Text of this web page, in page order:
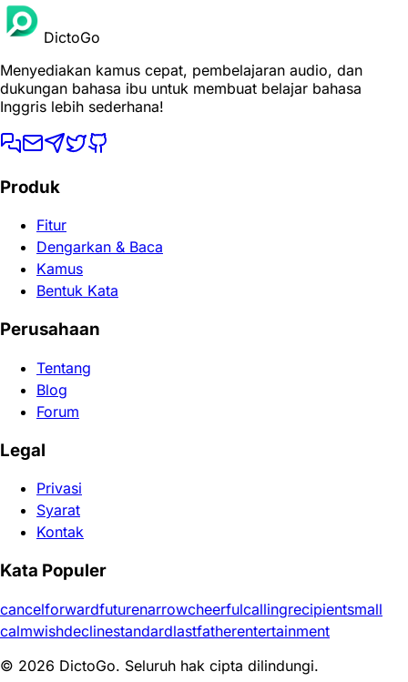
DictoGo
Menyediakan kamus cepat, pembelajaran audio, dan
dukungan bahasa ibu untuk membuat belajar bahasa
Inggris lebih sederhana!
Produk
Fitur
Dengarkan & Baca
Kamus
Bentuk Kata
Perusahaan
Tentang
Blog
Forum
Legal
Privasi
Syarat
Kontak
Kata Populer
cancelforwardfuturenarrowcheerfulcallingrecipientsmall
calmwishdeclinestandardlastfatherentertainment
© 2026 DictoGo. Seluruh hak cipta dilindungi.